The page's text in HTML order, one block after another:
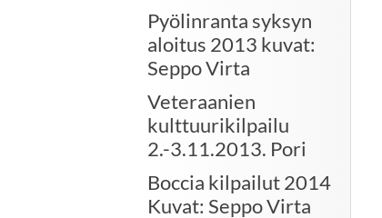
Pyölinranta syksyn
aloitus 2013 kuvat:
Seppo Virta
Veteraanien
kulttuurikilpailu
2.-3.11.2013. Pori
Boccia kilpailut 2014
Kuvat: Seppo Virta